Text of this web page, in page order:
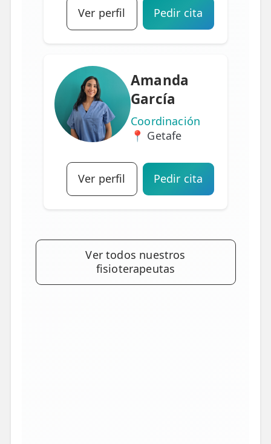
Ver perfil Pedir cita
Amanda
García
Coordinación
📍 Getafe
Ver perfil Pedir cita
Ver todos nuestros
fisioterapeutas